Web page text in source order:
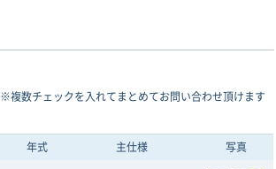
※複数チェックを入れてまとめてお問い合わせ頂けます
年式 主仕様 写真